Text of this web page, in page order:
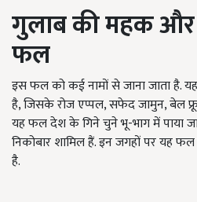
गुलाब की महक और
फल
इस फल को कई नामों से जाना जाता है.
है, जिसके रोज एप्पल, सफेद जामुन, बेल
यह फल देश के गिने चुने भू-भाग में पाया
निकोबार शामिल हैं. इन जगहों पर यह
है.